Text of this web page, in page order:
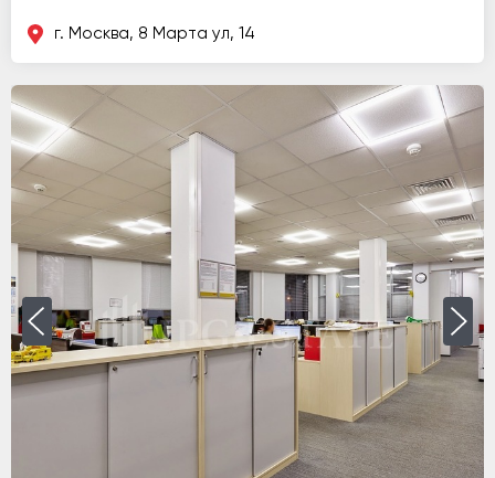
г. Москва, 8 Марта ул, 14